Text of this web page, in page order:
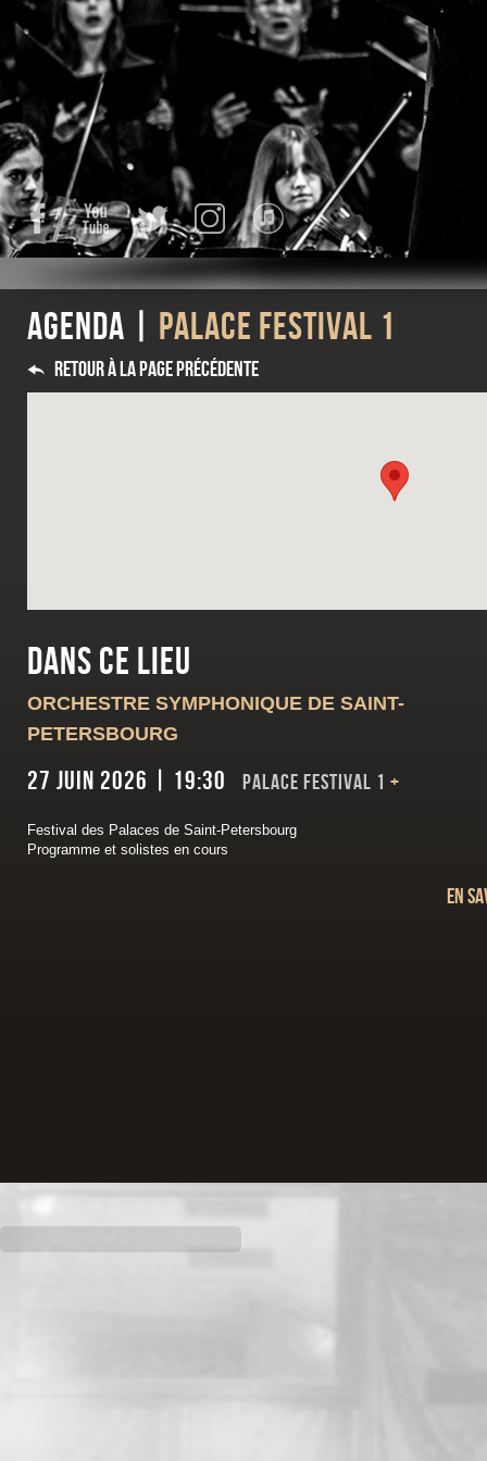
FacebookYouTube Twitter InstagramiTunes
Agenda | Palace Festival 1
Retour à la page précédente
Dans ce lieu
ORCHESTRE SYMPHONIQUE DE SAINT-
PETERSBOURG
27 juin 2026 | 19:30 Palace Festival 1 +
Festival des Palaces de Saint-Petersbourg
Programme et solistes en cours
En